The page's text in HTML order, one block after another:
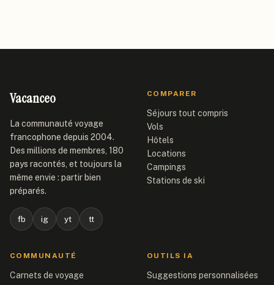
Vacanceo
La communauté voyage
francophone depuis 2004.
Des millions de membres, 180
pays racontés, et toujours la
même envie : partir bien
préparés.
fb ig yt tt
COMPARER
Séjours tout compris
Vols
Hôtels
Locations
Campings
Stations de ski
COMMUNAUTÉ
Carnets de voyage
OUTILS IA
Suggestions personnalisées